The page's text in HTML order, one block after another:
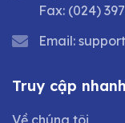
Fax: (024)
Email:
Truy cập nhanh
Về chúng tôi